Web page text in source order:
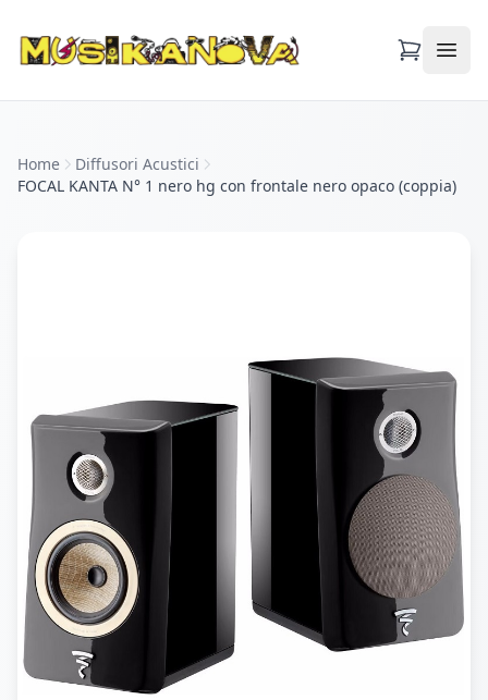
Apri
Home
Diffusori Acustici
FOCAL KANTA N° 1 nero hg con frontale nero opaco (coppia)